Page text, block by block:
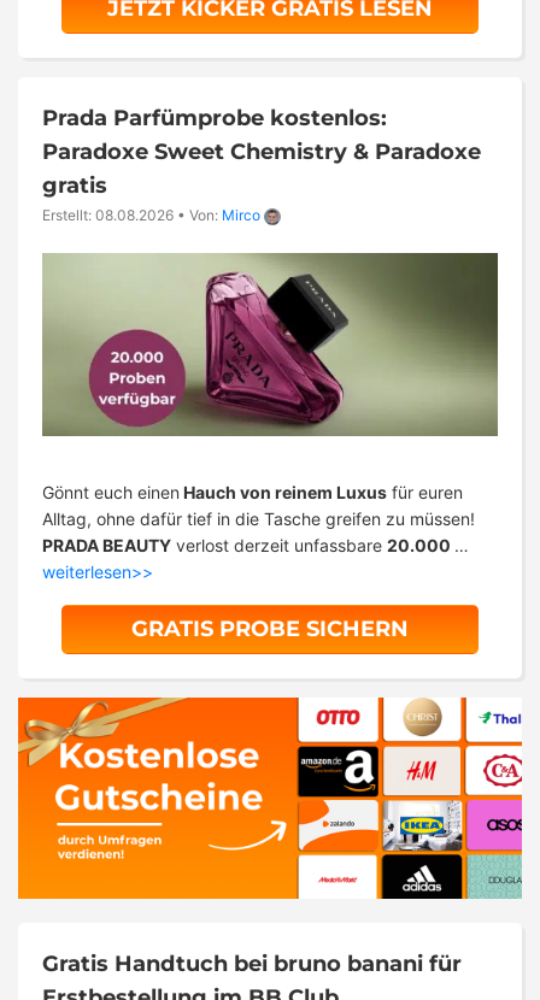
JETZT KICKER GRATIS LESEN
Prada Parfümprobe kostenlos:
Paradoxe Sweet Chemistry & Paradoxe
gratis
Erstellt: 08.08.2026 • Von: Mirco
Gönnt euch einen Hauch von reinem Luxus für euren
Alltag, ohne dafür tief in die Tasche greifen zu müssen!
PRADA BEAUTY verlost derzeit unfassbare 20.000 …
weiterlesen>>
GRATIS PROBE SICHERN
Gratis Handtuch bei bruno banani für